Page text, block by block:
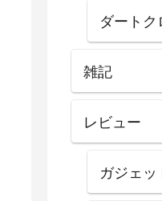
ダートク
雑記
レビュー
ガジェッ